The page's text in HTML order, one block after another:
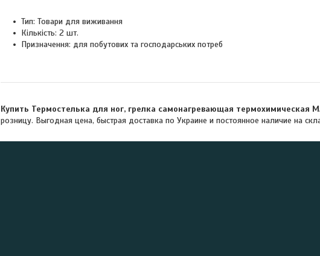
Тип: Товари для виживання
Кількість: 2 шт.
Призначення: для побутових та господарських потреб
Купить Термостелька для ног, грелка самонагревающая термохимическая
розницу. Выгодная цена, быстрая доставка по Украине и постоянное наличие на